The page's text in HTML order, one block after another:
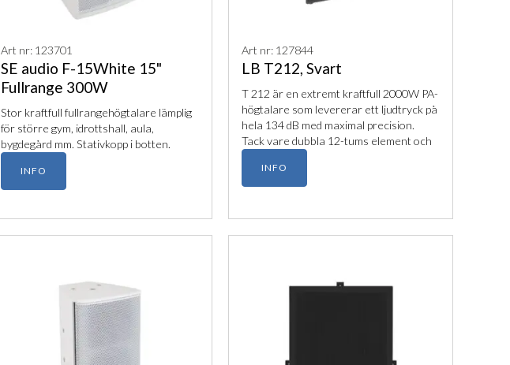
Art nr: 123701
SE audio F-15White 15"
Fullrange 300W
Stor kraftfull fullrangehögtalare lämplig
för större gym, idrottshall, aula,
bygdegård mm. Stativkopp i botten.
INFO
Art nr: 127844
LB T212, Svart
T 212 är en extremt kraftfull 2000W PA-
högtalare som levererar ett ljudtryck på
hela 134 dB med maximal precision.
Tack vare dubbla 12-tums element och
för stora konserthallar, arenor och
nattklubbar.
INFO